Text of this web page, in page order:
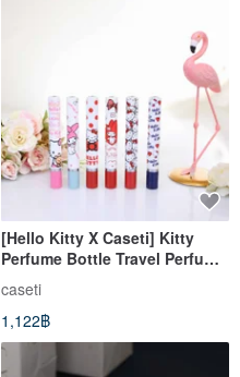
[Hello Kitty X Caseti] Kitty
Perfume Bottle Travel Perfume
Carrying Bottle
caseti
1,122฿